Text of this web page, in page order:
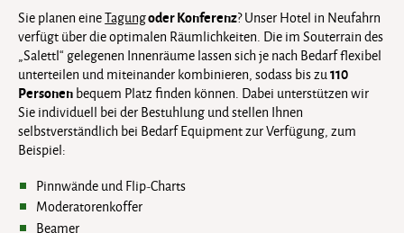
Sie planen eineTagungoder Konferenz? Unser Hotel in Neufahrn
verfügt über die optimalen Räumlichkeiten. Die im Souterrain des
„Salettl“ gelegenen Innenräume lassen sich je nach Bedarf flexibel
unterteilen und miteinander kombinieren, sodass bis zu110
Personenbequem Platz finden können. Dabei unterstützen wir
Sie individuell bei der Bestuhlung und stellen Ihnen
selbstverständlich bei Bedarf Equipment zur Verfügung, zum
Beispiel:
Pinnwände und Flip-Charts
Moderatorenkoffer
Beamer